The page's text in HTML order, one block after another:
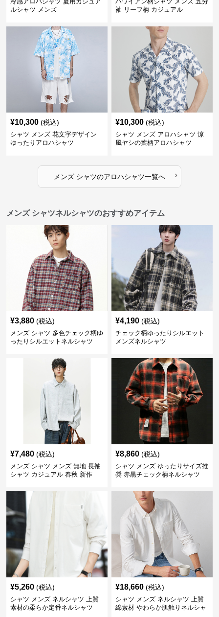
ルシャツ メンズ
袖 リーフ柄 カジュアル
¥10,300 (税込)
シャツ メンズ 花文字デザイン
ゆったりアロハシャツ
¥10,300 (税込)
シャツ メンズ アロハシャツ 涼
風ヤシの葉柄アロハシャツ
メンズ シャツのアロハシャツ一覧へ ›
メンズ シャツネルシャツのおすすめアイテム
¥3,880 (税込)
メンズ シャツ 多色チェック柄ゆ
ったりシルエットネルシャツ
¥4,190 (税込)
チェック柄ゆったりシルエット
メンズネルシャツ
¥7,480 (税込)
メンズ シャツ メンズ 無地 長袖
シャツ カジュアル 春秋 新作
¥8,860 (税込)
シャツ メンズ ゆったりサイズ推
奨 赤黒チェック柄ネルシャツ
¥5,260 (税込)
シャツ メンズ ネルシャツ 上質
素材の柔らか定番ネルシャツ
¥18,660 (税込)
シャツ メンズ ネルシャツ 上質
綿素材 やわらか肌触りネルシャ